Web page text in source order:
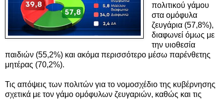
πολιτικού γάμου
στα ομόφυλα
ζευγάρια (57,8%),
διαφωνεί όμως με
την υιοθεσία
παιδιών (55,2%) και ακόμα περισσότερο μέσω παρένθετης
μητέρας (70,2%).
Τις απόψεις των πολιτών για το νομοσχέδιο της κυβέρνησης
σχετικά με τον γάμο ομόφυλων ζευγαριών, καθώς και τις